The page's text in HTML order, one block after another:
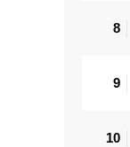
8
9
10